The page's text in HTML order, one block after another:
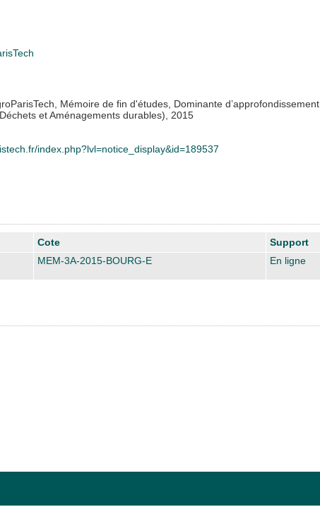
Mémoire de fin d'études, Dominante
et Aménagements durables), 2015
index.php?lvl=notice_display&id=189537
Cote Support
MEM-3A-2015-BOURG-E En ligne